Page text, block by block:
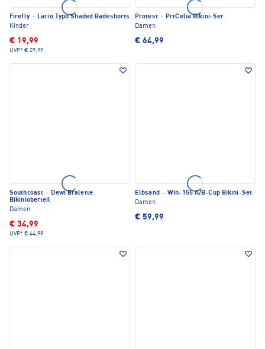
Firefly · Lario Typo Shaded Badeshorts
Kinder
€ 19,99
UVP* € 29,99
Protest · PrtCelia Bikini-Set
Damen
€ 64,99
Southcoast · Dewi Bralette
Bikinioberteil
Damen
€ 34,99
UVP* € 44,99
Elbsand · Win-155 A/B-Cup Bikini-Set
Damen
€ 59,99